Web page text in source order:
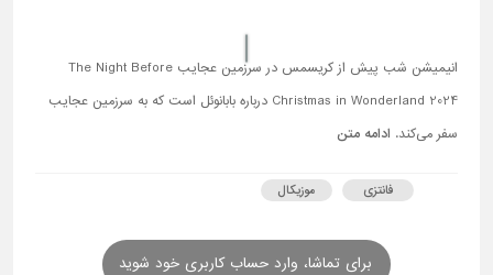
انیمیشن شب پیش از کریسمس در سرزمین عجایب The Night Before
Christmas in Wonderland 2024 درباره بابانوئل است که به سرزمین عجایب
سفر می‌کند. ادامه متن
فانتزی موزیکال
برای تماشا، وارد حساب کاربری خود شوید